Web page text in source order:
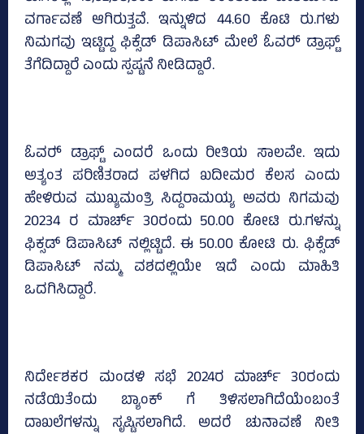
ವರ್ಗಾವಣೆ ಆಗಿರುತ್ತವೆ. ಇನ್ನುಳಿದ 44.60 ಕೊಟಿ ರು.ಗಳು
ನಿಮಗವು ಇಟ್ಟಿದ್ದ ಫಿಕ್ಸೆಡ್‌ ಡಿಪಾಸಿಟ್‌ ಮೇಲೆ ಓವರ್‍‌ ಡ್ರಾಫ್ಟ್‌
ತೆಗೆದಿದ್ದಾರೆ ಎಂದು ಸ್ಪಷ್ಟನೆ ನೀಡಿದ್ದಾರೆ.
ಓವರ್‍‌ ಡ್ರಾಫ್ಟ್‌ ಎಂದರೆ ಒಂದು ರೀತಿಯ ಸಾಲವೇ. ಇದು
ಅತ್ಯಂತ ಪರಿಣಿತರಾದ ಪಳಗಿದ ಖದೀಮರ ಕೆಲಸ ಎಂದು
ಹೇಳಿರುವ ಮುಖ್ಯಮಂತ್ರಿ ಸಿದ್ದರಾಮಯ್ಯ ಅವರು ನಿಗಮವು
20234 ರ ಮಾರ್ಚ್‌ 30ರಂದು 50.00 ಕೋಟಿ ರು.ಗಳನ್ನು
ಫಿಕ್ಸಡ್ ಡಿಪಾಸಿಟ್‌ ನಲ್ಲಿಟ್ಟಿದೆ. ಈ 50.00 ಕೋಟಿ ರು. ಫಿಕ್ಸೆಡ್‌
ಡಿಪಾಸಿಟ್‌ ನಮ್ಮ ವಶದಲ್ಲಿಯೇ ಇದೆ ಎಂದು ಮಾಹಿತಿ
ಒದಗಿಸಿದ್ದಾರೆ.
ನಿರ್ದೇಶಕರ ಮಂಡಳಿ ಸಭೆ 2024ರ ಮಾರ್ಚ್‌ 30ರಂದು
ನಡೆಯಿತೆಂದು ಬ್ಯಾಂಕ್‌ ಗೆ ತಿಳಿಸಲಾಗಿದೆಯೆಂಬಂತೆ
ದಾಖಲೆಗಳನ್ನು ಸೃಷ್ಟಿಸಲಾಗಿದೆ. ಅದರೆ ಚುನಾವಣೆ ನೀತಿ